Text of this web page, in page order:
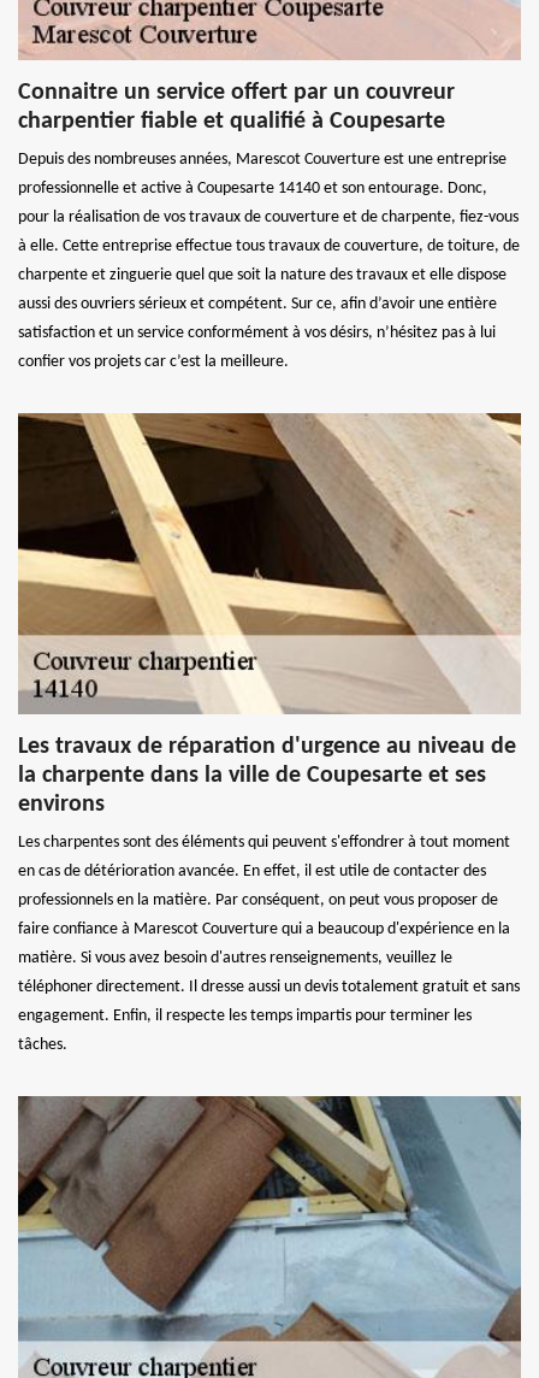
Connaitre un service offert par un couvreur
charpentier fiable et qualifié à Coupesarte
Depuis des nombreuses années, Marescot Couverture est une entreprise
professionnelle et active à Coupesarte 14140 et son entourage. Donc,
pour la réalisation de vos travaux de couverture et de charpente, fiez-vous
à elle. Cette entreprise effectue tous travaux de couverture, de toiture, de
charpente et zinguerie quel que soit la nature des travaux et elle dispose
aussi des ouvriers sérieux et compétent. Sur ce, afin d’avoir une entière
satisfaction et un service conformément à vos désirs, n’hésitez pas à lui
confier vos projets car c’est la meilleure.
Les travaux de réparation d'urgence au niveau de
la charpente dans la ville de Coupesarte et ses
environs
Les charpentes sont des éléments qui peuvent s'effondrer à tout moment
en cas de détérioration avancée. En effet, il est utile de contacter des
professionnels en la matière. Par conséquent, on peut vous proposer de
faire confiance à Marescot Couverture qui a beaucoup d'expérience en la
matière. Si vous avez besoin d'autres renseignements, veuillez le
téléphoner directement. Il dresse aussi un devis totalement gratuit et sans
engagement. Enfin, il respecte les temps impartis pour terminer les
tâches.